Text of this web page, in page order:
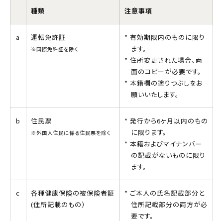
種類 注意事項
a 運転免許証
※国際免許証を除く
有効期限内のものに限り
ます。
住所変更された場合、両
面のコピーが必要です。
本籍欄の塗りつぶしをお
願いいたします。
b 住民票
※外国人住民に係る住民票を除く
発行から6ヶ月以内のもの
に限ります。
本籍およびマイナンバー
の記載がないものに限り
ます。
c
各種健康保険の被保険者証
(住所記載のもの）
ご本人の氏名記載部分と
住所記載部分の両方が必
要です。